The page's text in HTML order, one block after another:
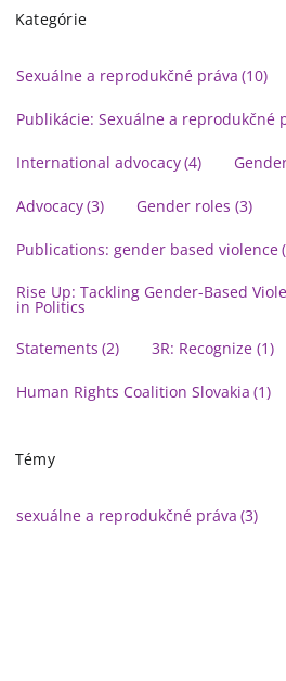
Kategórie
Sexuálne a reprodukčné práva (10)
Publikácie: Sexuálne a reprodukčné
International advocacy(4)
Advocacy(3) Gender roles (3)
Publications: gender based violence
Rise Up: Tackling Gender-Based
in Politics
Statements (2) 3R: Recognize (1)
Human Rights Coalition Slovakia (1)
Témy
sexuálne a reprodukčné práva (3)